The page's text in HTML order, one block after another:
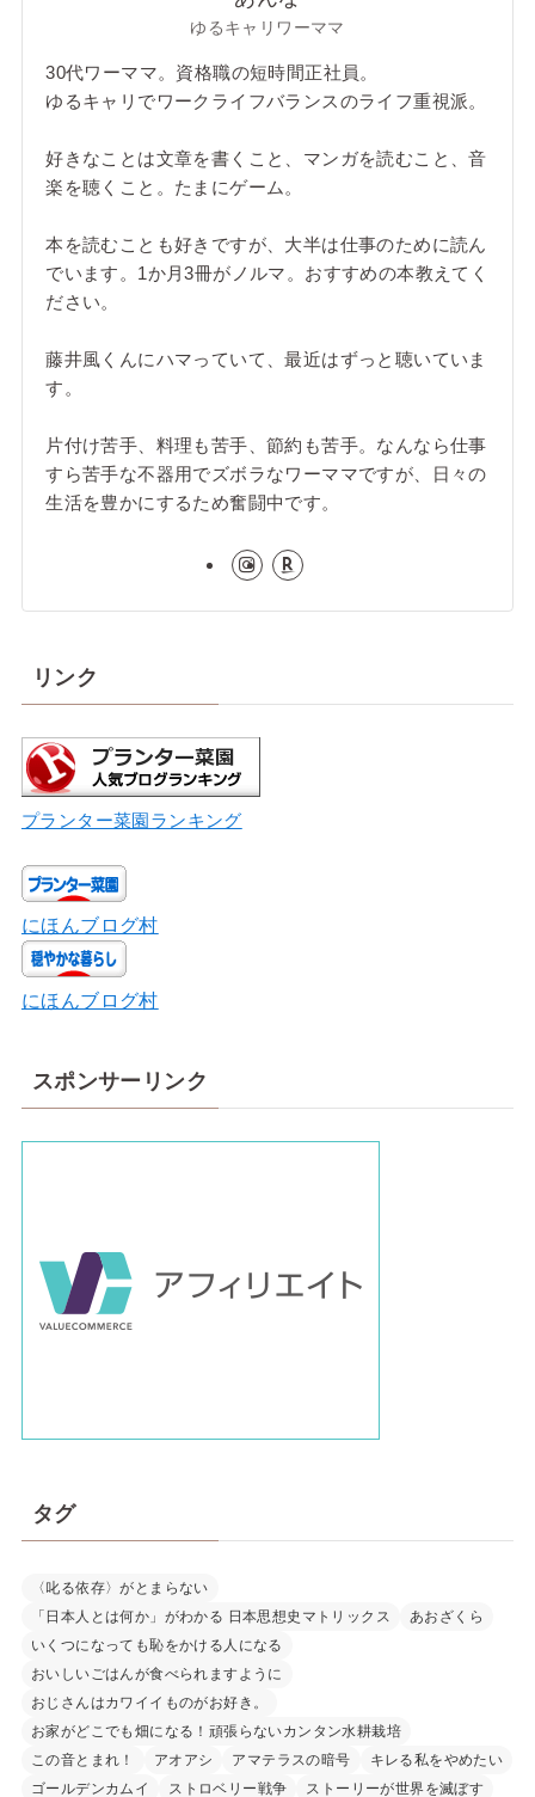
ゆるキャリワーママ
30代ワーママ。資格職の短時間正社員。
ゆるキャリでワークライフバランスのライフ重視派。
好きなことは文章を書くこと、マンガを読むこと、音
楽を聴くこと。たまにゲーム。
本を読むことも好きですが、大半は仕事のために読ん
でいます。1か月3冊がノルマ。おすすめの本教えてく
ださい。
藤井風くんにハマっていて、最近はずっと聴いていま
す。
片付け苦手、料理も苦手、節約も苦手。なんなら仕事
すら苦手な不器用でズボラなワーママですが、日々の
生活を豊かにするため奮闘中です。
リンク
プランター菜園ランキング
にほんブログ村
にほんブログ村
スポンサーリンク
タグ
〈叱る依存〉がとまらない
「日本人とは何か」がわかる 日本思想史マトリックス
あおざくら
いくつになっても恥をかける人になる
おいしいごはんが食べられますように
おじさんはカワイイものがお好き。
お家がどこでも畑になる！頑張らないカンタン水耕栽培
この音とまれ！
アオアシ アマテラスの暗号
キレる私をやめたい
ゴールデンカムイ
ストロベリー戦争 ストーリーが世界を滅ぼす